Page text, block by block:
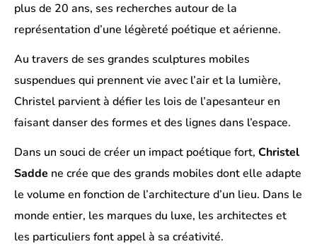
plus de 20 ans, ses recherches autour de la
représentation d’une légèreté poétique et aérienne.
Au travers de ses grandes sculptures mobiles
suspendues qui prennent vie avec l’air et la lumière,
Christel parvient à défier les lois de l’apesanteur en
faisant danser des formes et des lignes dans l’espace.
Dans un souci de créer un impact poétique fort, Christel
Sadde ne crée que des grands mobiles dont elle adapte
le volume en fonction de l’architecture d’un lieu. Dans le
monde entier, les marques du luxe, les architectes et
les particuliers font appel à sa créativité.